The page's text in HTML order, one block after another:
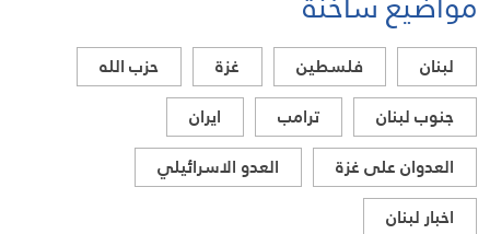
لبنان فلسطين غزة
حزب الله
جنوب لبنان
ترامب
ايران
العدوان على غزة
العدو الاسرائيلي
اخبار لبنان